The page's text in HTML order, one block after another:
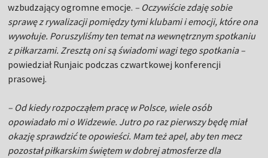
wzbudzający ogromne emocje. – Oczywiście zdaję sobie
sprawę z rywalizacji pomiędzy tymi klubami i emocji, które ona
wywołuje. Poruszyliśmy ten temat na wewnętrznym spotkaniu
z piłkarzami. Zresztą oni są świadomi wagi tego spotkania –
powiedział Runjaic podczas czwartkowej konferencji
prasowej.
– Od kiedy rozpocząłem pracę w Polsce, wiele osób
opowiadało mi o Widzewie. Jutro po raz pierwszy będę miał
okazję sprawdzić te opowieści. Mam też apel, aby ten mecz
pozostał piłkarskim świętem w dobrej atmosferze dla